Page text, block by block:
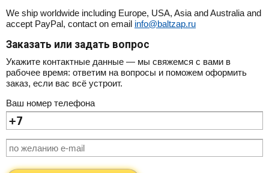
We ship worldwide including Europe, USA, Asia and Australia and
accept PayPal, contact on email info@baltzap.ru
Заказать или задать вопрос
Укажите контактные данные — мы свяжемся с вами в
рабочее время: ответим на вопросы и поможем оформить
заказ, если вас всё устроит.
Ваш номер телефона